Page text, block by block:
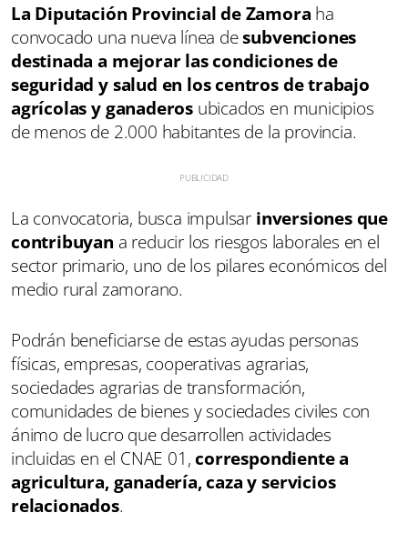
La Diputación Provincial de Zamora ha
convocado una nueva línea desubvenciones
destinada a mejorar las condiciones de
seguridad y salud en los centros de trabajo
agrícolas y ganaderos ubicados en municipios
de menos de 2.000 habitantes de la provincia.
La convocatoria, busca impulsar inversiones que
contribuyan a reducir los riesgos laborales en el
sector primario, uno de los pilares económicos del
medio rural zamorano.
Podrán beneficiarse de estas ayudas personas
físicas, empresas, cooperativas agrarias,
sociedades agrarias de transformación,
comunidades de bienes y sociedades civiles con
ánimo de lucro que desarrollen actividades
incluidas en el CNAE 01,correspondiente a
agricultura, ganadería, caza y servicios
relacionados.